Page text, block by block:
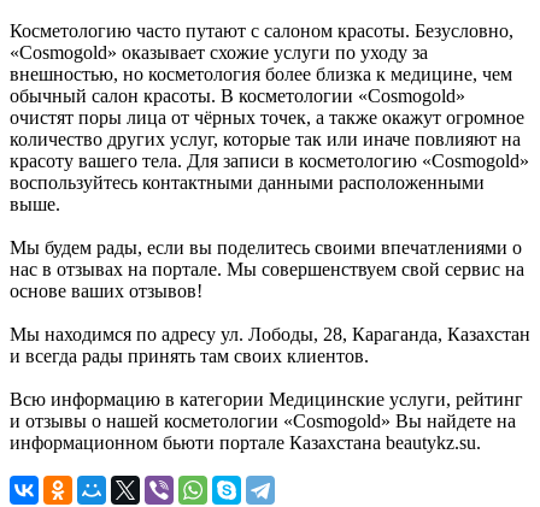
Косметологию часто путают с салоном красоты. Безусловно,
«Cosmogold» оказывает схожие услуги по уходу за
внешностью, но косметология более близка к медицине, чем
обычный салон красоты. В косметологии «Cosmogold»
очистят поры лица от чёрных точек, а также окажут огромное
количество других услуг, которые так или иначе повлияют на
красоту вашего тела. Для записи в косметологию «Cosmogold»
воспользуйтесь контактными данными расположенными
выше.
Мы будем рады, если вы поделитесь своими впечатлениями о
нас в отзывах на портале. Мы совершенствуем свой сервис на
основе ваших отзывов!
Мы находимся по адресу ул. Лободы, 28, Караганда, Казахстан
и всегда рады принять там своих клиентов.
Всю информацию в категории Медицинские услуги, рейтинг
и отзывы о нашей косметологии «Cosmogold» Вы найдете на
информационном бьюти портале Казахстана beautykz.su.